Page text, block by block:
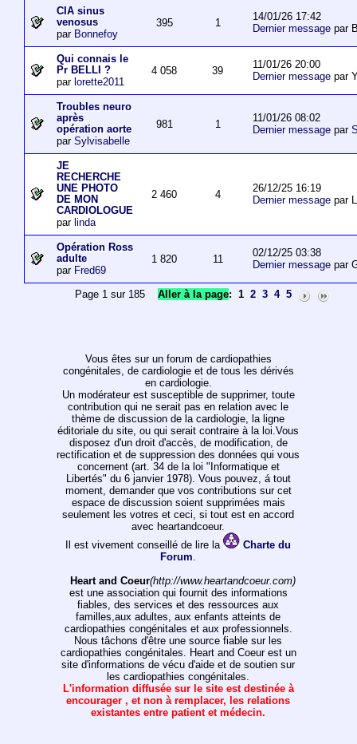
CIA sinus
venosus
par Bonnefoy
395 1
14/01/26 17:42
Dernier messagepar
Qui connais le
Pr BELLI ?
par lorette2011
4 058 39
11/01/26 20:00
Dernier messagepar
Troubles neuro
après
opération aorte
par Sylvisabelle
981 1
11/01/26 08:02
Dernier messagepar
JE
RECHERCHE
UNE PHOTO
DE MON
CARDIOLOGUE
par linda
2 460 4
26/12/25 16:19
Dernier messagepar
Opération Ross
adulte
par Fred69
1 820 11
02/12/25 03:38
Dernier messagepar
Page 1 sur 185Aller à la page: 1 2 3 4 5
Vous êtes sur un forum de cardiopathies
congénitales, de cardiologie et de tous les dérivés
en cardiologie.
Un modérateur est susceptible de supprimer, toute
contribution qui ne serait pas en relation avec le
thème de discussion de la cardiologie, la ligne
éditoriale du site, ou qui serait contraire à la loi.Vous
disposez d'un droit d'accès, de modification, de
rectification et de suppression des données qui vous
concernent (art. 34 de la loi "Informatique et
Libertés" du 6 janvier 1978). Vous pouvez, á tout
moment, demander que vos contributions sur cet
espace de discussion soient supprimées mais
seulement les votres et ceci, si tout est en accord
avec heartandcoeur.
Il est vivement conseillé de lire la
Charte du
Forum.
Heart and Coeur(http://www.heartandcoeur.com)
est une association qui fournit des informations
fiables, des services et des ressources aux
familles,aux adultes, aux enfants atteints de
cardiopathies congénitales et aux professionnels.
Nous tâchons d'être une source fiable sur les
cardiopathies congénitales. Heart and Coeur est un
site d'informations de vécu d'aide et de soutien sur
les cardiopathies congénitales.
L'information diffusée sur le site est destinée à
encourager , et non à remplacer, les relations
existantes entre patient et médecin.